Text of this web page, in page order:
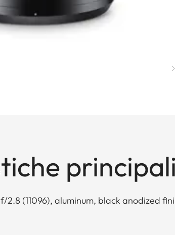
principali
(11096), aluminum, black anodized